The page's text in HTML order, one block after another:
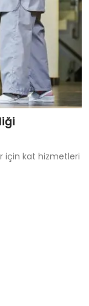
için kat hizmetleri